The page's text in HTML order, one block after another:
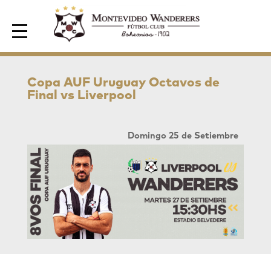
Area de Socios
Copa AUF Uruguay Octavos de
Final vs Liverpool
Domingo 25 de Setiembre